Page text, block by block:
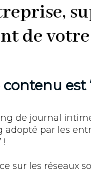
de
est
de journal
par les
!
sur les réseaux